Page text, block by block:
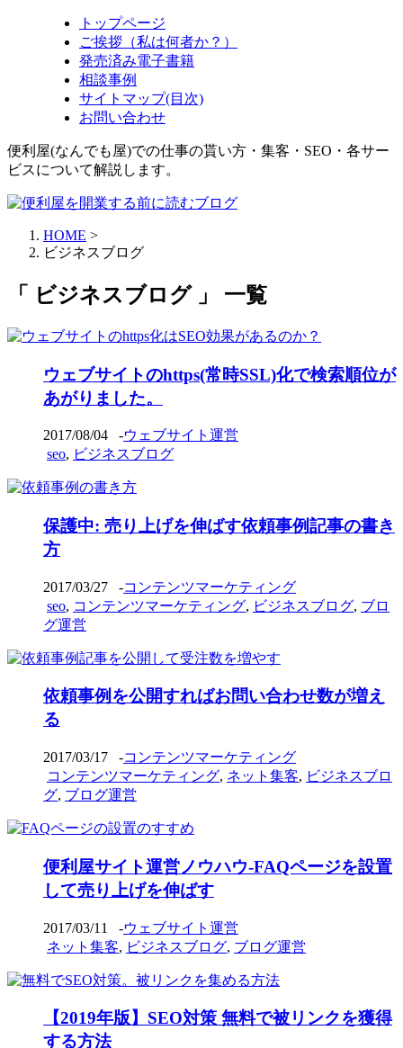
トップページ
ご挨拶（私は何者か？）
発売済み電子書籍
相談事例
サイトマップ(目次)
お問い合わせ
便利屋(なんでも屋)での仕事の貰い方・集客・SEO・各サー
ビスについて解説します。
HOME >
ビジネスブログ
「 ビジネスブログ 」 一覧
ウェブサイトのhttps(常時SSL)化で検索順位が
あがりました。
2017/08/04 -ウェブサイト運営
seo, ビジネスブログ
保護中: 売り上げを伸ばす依頼事例記事の書き
方
2017/03/27 -コンテンツマーケティング
seo, コンテンツマーケティング, ビジネスブログ, ブロ
グ運営
依頼事例を公開すればお問い合わせ数が増え
る
2017/03/17 -コンテンツマーケティング
コンテンツマーケティング, ネット集客, ビジネスブロ
グ, ブログ運営
便利屋サイト運営ノウハウ-FAQページを設置
して売り上げを伸ばす
2017/03/11 -ウェブサイト運営
ネット集客, ビジネスブログ, ブログ運営
【2019年版】SEO対策 無料で被リンクを獲得
する方法